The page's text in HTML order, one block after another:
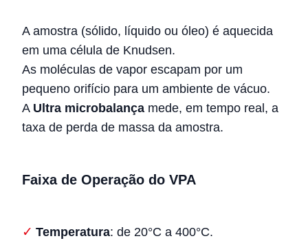
A amostra (sólido, líquido ou óleo) é aquecida
em uma célula de Knudsen.
As moléculas de vapor escapam por um
pequeno orifício para um ambiente de vácuo.
A Ultra microbalança mede, em tempo real, a
taxa de perda de massa da amostra.
Faixa de Operação do VPA
Temperatura: de 20°C a 400°C.